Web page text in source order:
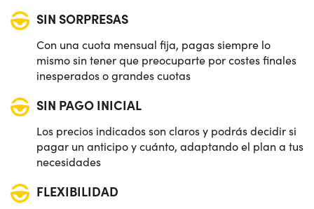
SIN SORPRESAS
Con una cuota mensual fija, pagas siempre lo
mismo sin tener que preocuparte por costes finales
inesperados o grandes cuotas
SIN PAGO INICIAL
Los precios indicados son claros y podrás decidir si
pagar un anticipo y cuánto, adaptando el plan a tus
necesidades
FLEXIBILIDAD